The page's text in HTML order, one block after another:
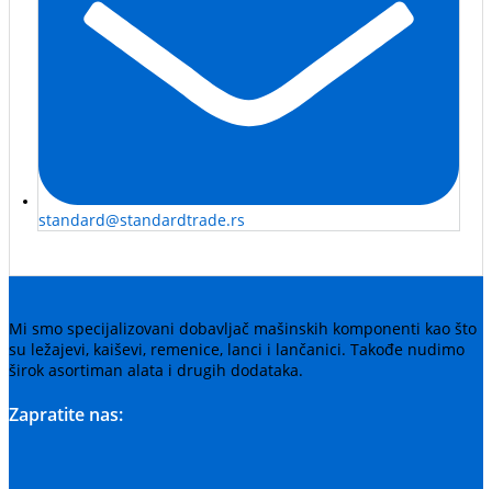
standard@standardtrade.rs
Mi smo specijalizovani dobavljač mašinskih komponenti kao što
su ležajevi, kaiševi, remenice, lanci i lančanici. Takođe nudimo
širok asortiman alata i drugih dodataka.
Zapratite nas: